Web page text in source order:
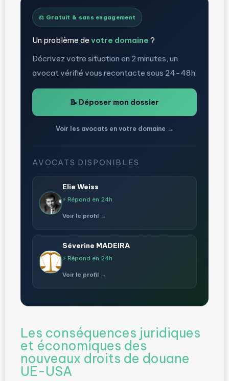
⚖️ Gratuit & sans engagement
Un problème de votre domaine ?
Décrivez votre situation en 2 minutes, un
avocat vérifié vous recontacte sous 24-48h.
📝 Déposer mon dossier
Voir les avocats en votre domaine →
AVOCATS DISPONIBLES
Elie Weiss
⚡ Répond en 24h
Voir le profil →
Séverine MADEIRA
⚡ Répond en 24h
Voir le profil →
Les conséquences juridiques
et économiques des
nouveaux droits de douane
UE-USA